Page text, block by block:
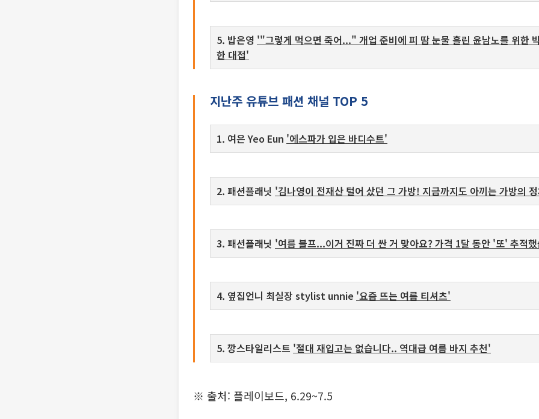
5. 밥은영 '"그렇게 먹으면 죽어..." 개업 준비에 피 땀 눈물 흘린 윤남노를 위한
한 대접'
지난주 유튜브 패션 채널 TOP 5
1. 여은 Yeo Eun '에스파가 입은 바디수트'
2. 패션플래닛 '김나영이 전재산 털어 샀던 그 가방! 지금까지도 아끼는 가방의
3. 패션플래닛 '여름 블프...이거 진짜 더 싼 거 맞아요? 가격 1달 동안 '또' 추적
4. 옆집언니 최실장 stylist unnie '요즘 뜨는 여름 티셔츠'
5. 깡스타일리스트 '절대 재입고는 없습니다.. 역대급 여름 바지 추천'
※ 출처: 플레이보드, 6.29~7.5